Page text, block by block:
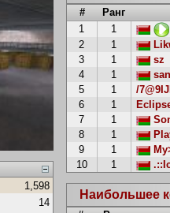
1,598
14
#
Ранг
1
1
2
1
3
1
sz
4
1
5
1
/
6
1
7
1
8
1
9
1
10
1
Наибольшее